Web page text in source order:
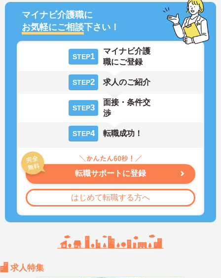
マイナビ介護職に
お気軽にご相談下さい！
STEP1
マイナビ介護
職にご登録
STEP2 求人のご紹介
STEP3
面接・条件交
渉
STEP4 転職成功！
転職サポートに登録
はじめて転職する方へ
求人特集